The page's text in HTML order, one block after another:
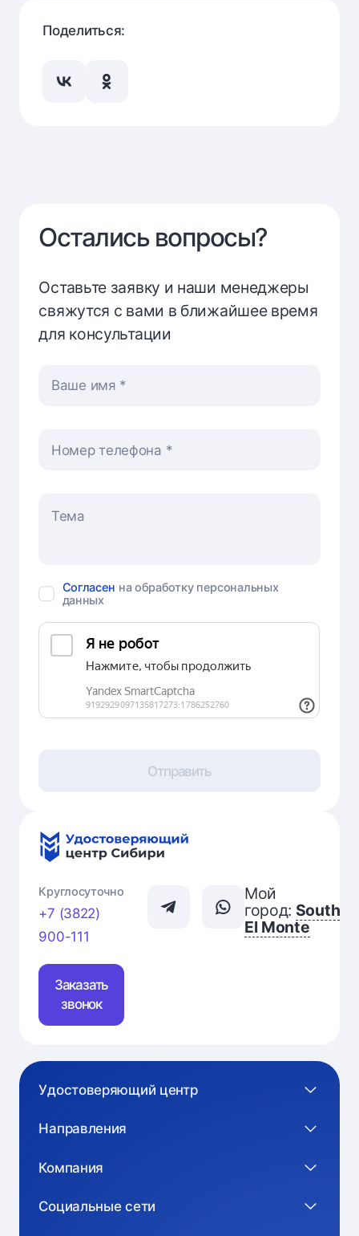
Поделиться:
Остались вопросы?
Оставьте заявку и наши менеджеры
свяжутся с вами в ближайшее время
для консультации
Ваше имя
Номер телефона
Согласен на обработку персональных
данных
Отправить
Круглосуточно
+7 (3822)
900-111
Заказать
звонок
Мой
город: South
El Monte
Удостоверяющий центр
Направления
Компания
Социальные сети